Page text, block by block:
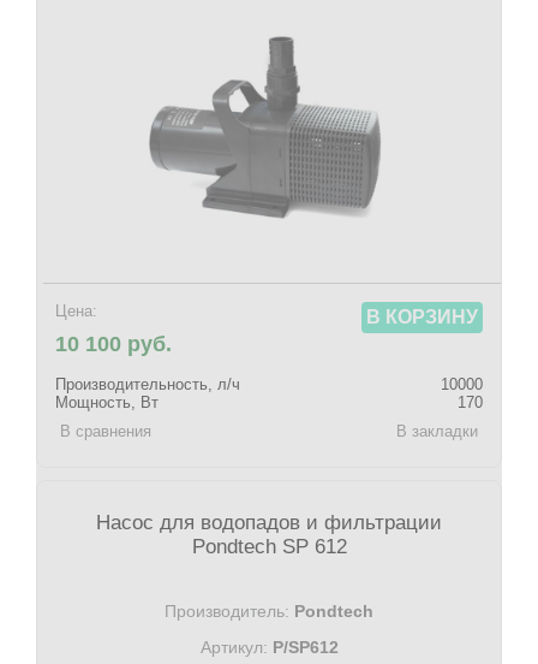
Цена:
10 100 руб.
В КОРЗИНУ
Производительность, л/ч
10000
Мощность, Вт
170
В сравнения
В закладки
Насос для водопадов и фильтрации
Pondtech SP 612
Производитель: Pondtech
Артикул: P/SP612